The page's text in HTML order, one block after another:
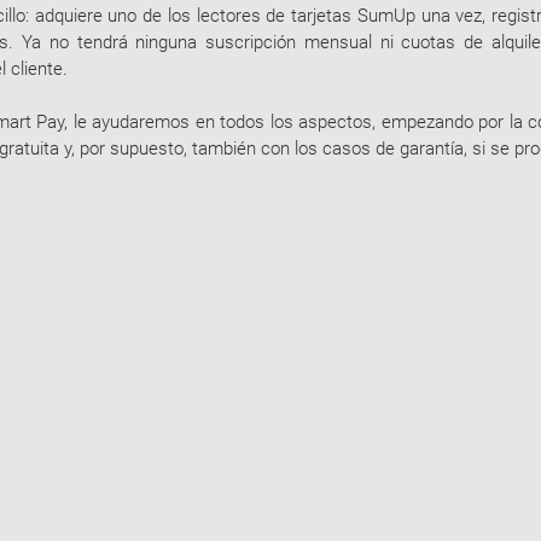
adquiere uno de los lectores de tarjetas SumUp una vez,
Ya no tendrá ninguna suscripción mensual ni cuotas de
cliente.
Pay, le ayudaremos en todos los aspectos, empezando por la
y, por supuesto, también con los casos de garantía, si se